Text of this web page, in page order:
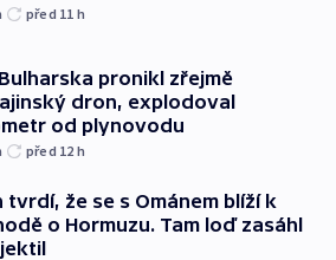
před 11 h
pronikl zřejmě
dron, explodoval
od plynovodu
před 12 h
tvrdí, že se s Ománem blíží k
o Hormuzu. Tam loď zasáhl